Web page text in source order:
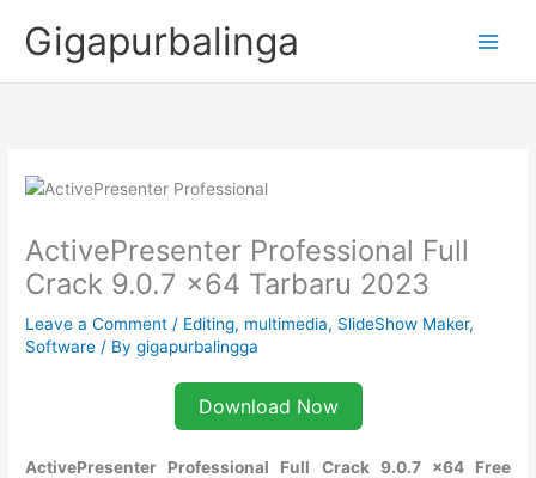
Gigapurbalinga
ActivePresenter Professional Full
Crack 9.0.7 x64 Tarbaru 2023
Leave a Comment / Editing, multimedia, SlideShow Maker,
Software / Bygigapurbalingga
Download Now
ActivePresenter Professional Full Crack 9.0.7 x64 Free